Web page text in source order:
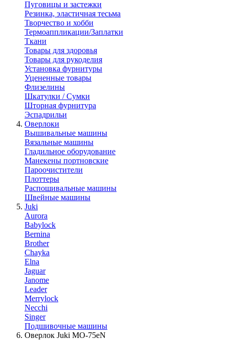
Пуговицы и застежки
Резинка, эластичная тесьма
Творчество и хобби
Термоаппликации/Заплатки
Ткани
Товары для здоровья
Товары для рукоделия
Установка фурнитуры
Уцененные товары
Флизелины
Шкатулки / Сумки
Шторная фурнитура
Эспадрильи
Оверлоки
Вышивальные машины
Вязальные машины
Гладильное оборудование
Манекены портновские
Пароочистители
Плоттеры
Распошивальные машины
Швейные машины
Juki
Aurora
Babylock
Bernina
Brother
Chayka
Elna
Jaguar
Janome
Leader
Merrylock
Necchi
Singer
Подшивочные машины
Оверлок Juki MO-75eN